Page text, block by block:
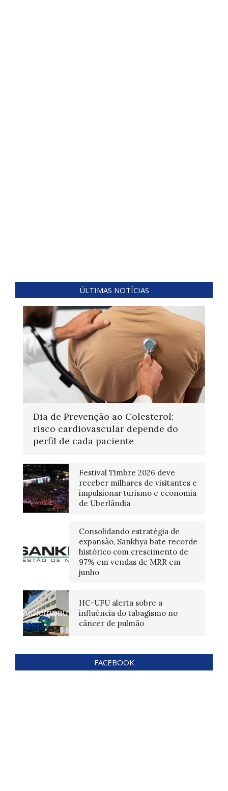
ÚLTIMAS NOTÍCIAS
Dia de Prevenção ao Colesterol:
risco cardiovascular depende do
perfil de cada paciente
Festival Timbre 2026 deve
receber milhares de visitantes e
impulsionar turismo e economia
de Uberlândia
Consolidando estratégia de
expansão, Sankhya bate recorde
histórico com crescimento de
97% em vendas de MRR em
junho
HC-UFU alerta sobre a
influência do tabagismo no
câncer de pulmão
FACEBOOK